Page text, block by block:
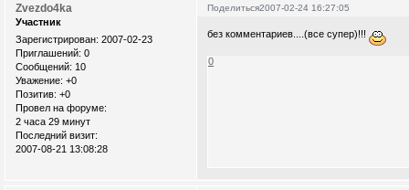
Поделиться2007-02-24 16:27:05
Zvezdo4ka
Участник
Зарегистрирован: 2007-02-23
Приглашений: 0
Сообщений: 10
Уважение: +0
Позитив: +0
Провел на форуме:
2 часа 29 минут
Последний визит:
2007-08-21 13:08:28
без комментариев....(все супер)!!!
0